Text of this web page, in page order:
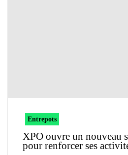
Entrepots
XPO ouvre un nouveau
pour renforcer ses